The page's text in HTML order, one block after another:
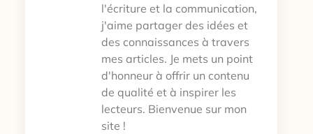
l'écriture et la communication,
j'aime partager des idées et
des connaissances à travers
mes articles. Je mets un point
d'honneur à offrir un contenu
de qualité et à inspirer les
lecteurs. Bienvenue sur mon
site !